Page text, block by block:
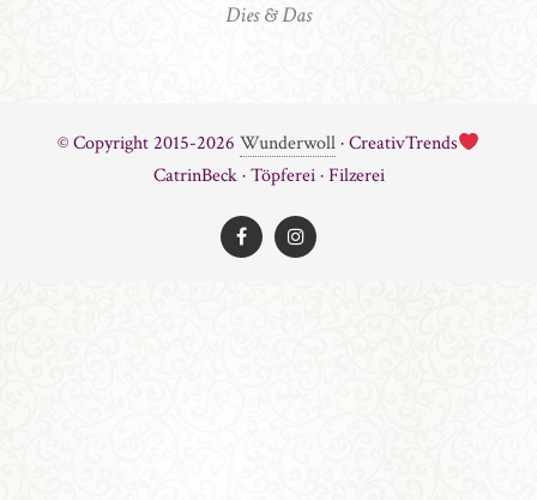
Dies & Das
© Copyright 2015-2026 Wunderwoll· CreativTrends
CatrinBeck · Töpferei · Filzerei